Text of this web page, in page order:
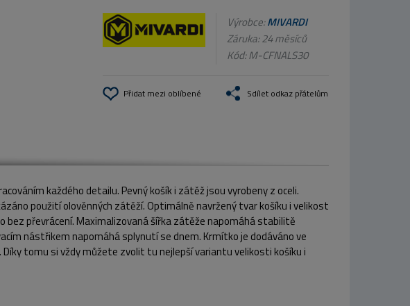
Výrobce:MIVARDI
Záruka: 24 měsíců
Kód:M-CFNALS30
Přidat mezi oblíbené Sdílet odkaz přátelům
každého detailu. Pevný košík i zátěž jsou vyrobeny z oceli.
použití olověnných zátěží. Optimálně navržený tvar košíku i velikost
převrácení. Maximalizovaná šířka zátěže napomáhá stabilitě
nástřikem napomáhá splynutí se dnem. Krmítko je dodáváno ve
tomu si vždy můžete zvolit tu nejlepší variantu velikosti košíku i